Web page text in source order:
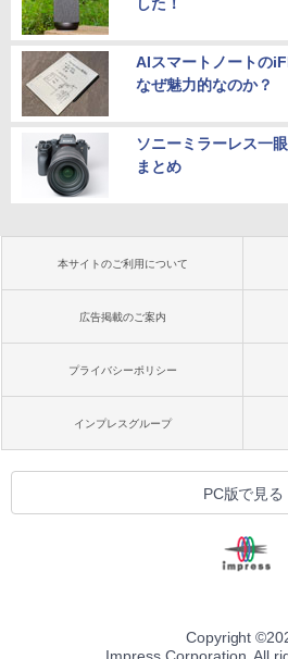
AIスマートノートの
なぜ魅力的なのか？
ソニーミラーレス一
まとめ
本サイトのご利用について
広告掲載のご案内
プライバシーポリシー
インプレスグループ
PC版で見る
Copyright ©
Impress Corporation. All